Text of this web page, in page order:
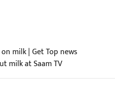
milk | Get Top news
milk at Saam TV